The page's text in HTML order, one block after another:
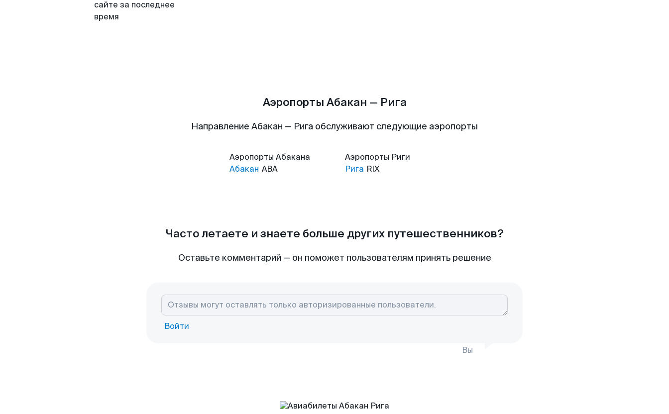
сайте за последнее
время
Аэропорты Абакан — Рига
Направление Абакан — Рига обслуживают следующие аэропорты
Аэропорты Абакана
Абакан ABA
Аэропорты Риги
Рига RIX
Часто летаете и знаете больше других путешественников?
Оставьте комментарий — он поможет пользователям принять решение
Войти
Вы